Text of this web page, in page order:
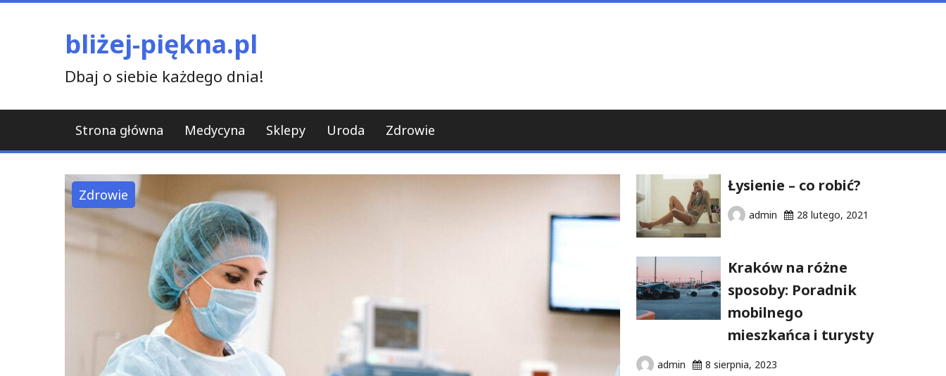
bliżej-piękna.pl
Dbaj o siebie każdego dnia!
Strona główna Medycyna Sklepy Uroda Zdrowie
Zdrowie Łysienie – co robić?
admin 28 lutego, 2021
Kraków na różne
sposoby: Poradnik
mobilnego
mieszkańca i turysty
admin 8 sierpnia, 2023